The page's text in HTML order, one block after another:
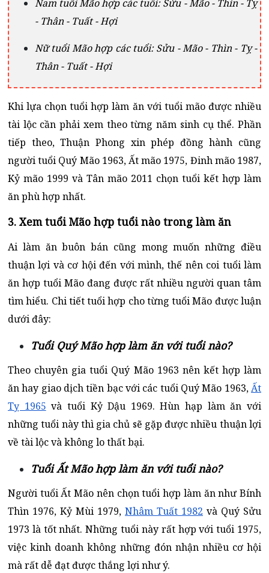
Nam tuổi Mão hợp các tuổi: Sửu - Mão - Thìn - Tỵ
- Thân - Tuất - Hợi
Nữ tuổi Mão hợp các tuổi: Sửu - Mão - Thìn - Tỵ -
Thân - Tuất - Hợi
Khi lựa chọn tuổi hợp làm ăn với tuổi mão được nhiều
tài lộc cần phải xem theo từng năm sinh cụ thể. Phần
tiếp theo, Thuận Phong xin phép đồng hành cũng
người tuổi Quý Mão 1963, Ất mão 1975, Đinh mão 1987,
Kỷ mão 1999 và Tân mão 2011 chọn tuổi kết hợp làm
ăn phù hợp nhất.
3. Xem tuổi Mão hợp tuổi nào trong làm ăn
Ai làm ăn buôn bán cũng mong muốn những điều
thuận lợi và cơ hội đến với mình, thế nên coi tuổi làm
ăn hợp tuổi Mão đang được rất nhiều người quan tâm
tìm hiểu. Chi tiết tuổi hợp cho từng tuổi Mão được luận
dưới đây:
Tuổi Quý Mão hợp làm ăn với tuổi nào?
Theo chuyên gia tuổi Quý Mão 1963 nên kết hợp làm
ăn hay giao dịch tiền bạc với các tuổi Quý Mão 1963,Ất
Tỵ 1965 và tuổi Kỷ Dậu 1969. Hùn hạp làm ăn với
những tuổi này thì gia chủ sẽ gặp được nhiều thuận lợi
về tài lộc và không lo thất bại.
Tuổi Ất Mão hợp làm ăn với tuổi nào?
Người tuổi Ất Mão nên chọn tuổi hợp làm ăn như Bính
Thìn 1976, Kỷ Mùi 1979, Nhâm Tuất 1982 và Quý Sửu
1973 là tốt nhất. Những tuổi này rất hợp với tuổi 1975,
việc kinh doanh không những đón nhận nhiều cơ hội
mà rất dễ đạt được thắng lợi như ý.